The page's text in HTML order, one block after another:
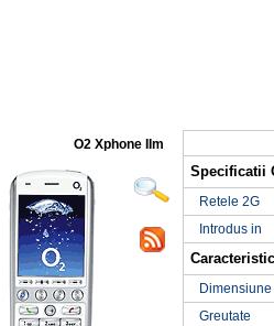
O2 Xphone IIm
Specificatii
Retele 2G
Introdus in
Dimensiune
Greutate